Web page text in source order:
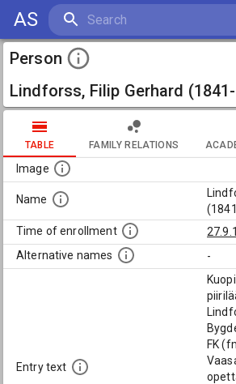
AS
Person
Lindforss, Filip Gerhard
TABLE FAMILY RELATIONS
Image
Name
Time of enrollment
Alternative names
-
Entry text
FK